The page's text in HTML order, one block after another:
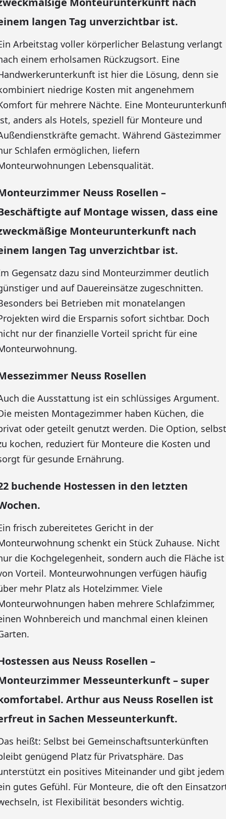
langen Tag unverzichtbar ist.
Arbeitstag voller körperlicher Belastung verlangt
einem erholsamen Rückzugsort. Eine
ist hier die Lösung, denn sie
niedrige Kosten mit angenehmem
für mehrere Nächte. Eine
anders als Hotels, speziell für Monteure und
gemacht. Während Gästezimmer
Schlafen ermöglichen, liefern
Lebensqualität.
Neuss Rosellen –
auf Montage wissen, dass eine
Monteurunterkunft nach
langen Tag unverzichtbar ist.
Gegensatz dazu sind Monteurzimmer deutlich
und auf Dauereinsätze zugeschnitten.
bei Betrieben mit monatelangen
wird die Ersparnis sofort sichtbar. Doch
nur der finanzielle Vorteil spricht für eine
Neuss Rosellen
die Ausstattung ist ein schlüssiges Argument.
meisten Montagezimmer haben Küchen, die
oder geteilt genutzt werden. Die Option, selbst
kochen, reduziert für Monteure die Kosten und
für gesunde Ernährung.
buchende Hostessen in den letzten
frisch zubereitetes Gericht in der
schenkt ein Stück Zuhause. Nicht
die Kochgelegenheit, sondern auch die Fläche ist
Vorteil. Monteurwohnungen verfügen häufig
mehr Platz als Hotelzimmer. Viele
haben mehrere Schlafzimmer,
Wohnbereich und manchmal einen kleinen
aus Neuss Rosellen –
Messeunterkunft – super
Arthur aus Neuss Rosellen ist
in Sachen Messeunterkunft.
heißt: Selbst bei Gemeinschaftsunterkünften
genügend Platz für Privatsphäre. Das
ein positives Miteinander und gibt jedem
gutes Gefühl. Für Monteure, die oft den
ist Flexibilität besonders wichtig.